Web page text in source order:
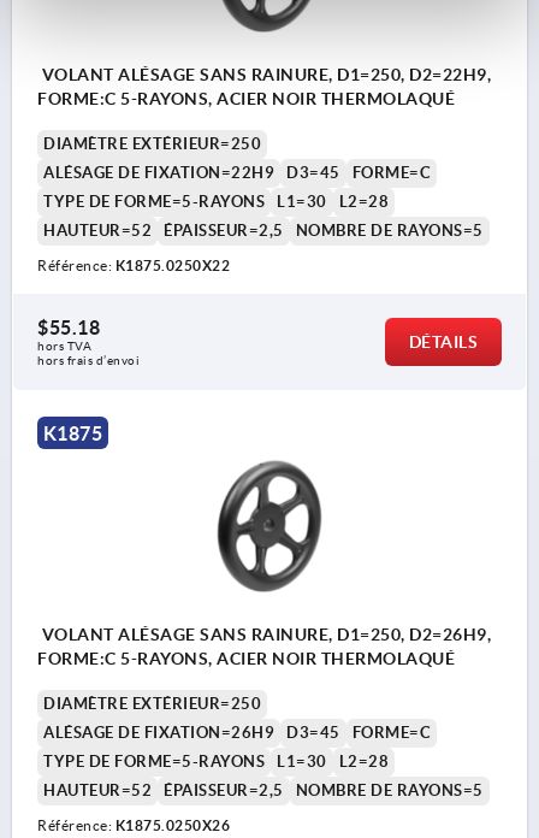
VOLANT ALÉSAGE SANS RAINURE, D1=250, D2=22H9,
FORME:C 5-RAYONS, ACIER NOIR THERMOLAQUÉ
DIAMÈTRE EXTÉRIEUR=250
ALÉSAGE DE FIXATION=22H9
D3=45
FORME=C
TYPE DE FORME=5-RAYONS
L1=30
L2=28
HAUTEUR=52
ÉPAISSEUR=2,5 NOMBRE DE RAYONS=5
Référence: K1875.0250X22
$55.18
hors TVA
hors frais d’envoi
DÉTAILS
K1875
VOLANT ALÉSAGE SANS RAINURE, D1=250, D2=26H9,
FORME:C 5-RAYONS, ACIER NOIR THERMOLAQUÉ
DIAMÈTRE EXTÉRIEUR=250
ALÉSAGE DE FIXATION=26H9
D3=45
FORME=C
TYPE DE FORME=5-RAYONS
L1=30
L2=28
HAUTEUR=52
ÉPAISSEUR=2,5 NOMBRE DE RAYONS=5
Référence: K1875.0250X26